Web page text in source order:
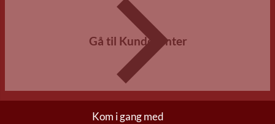
Gå til Kundecenter
Kom i gang med